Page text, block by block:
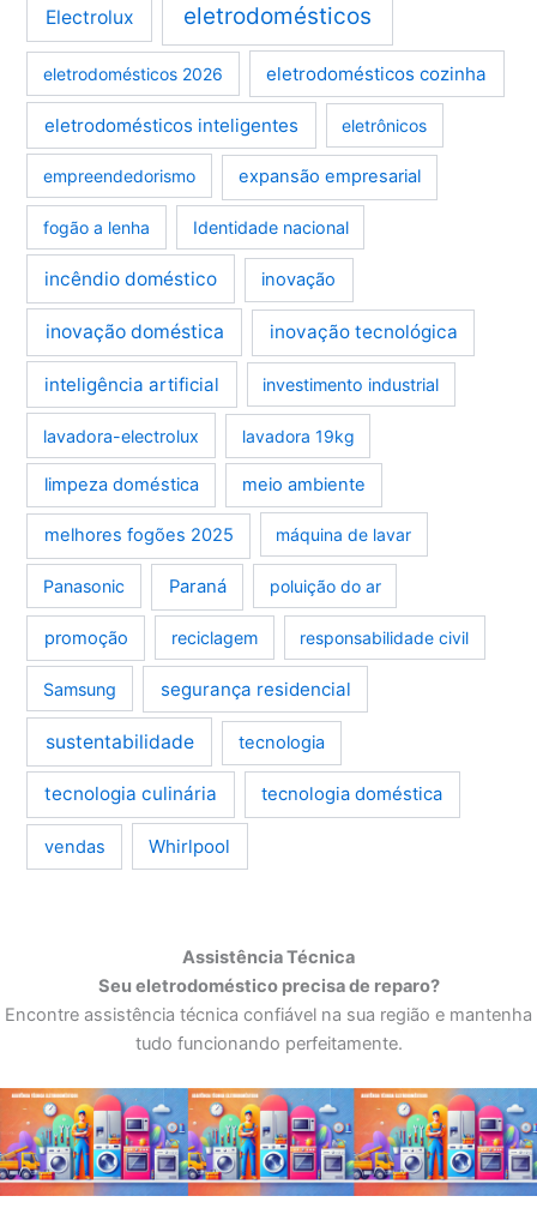
Electrolux eletrodomésticos
eletrodomésticos 2026 eletrodomésticos cozinha
eletrodomésticos inteligentes eletrônicos
empreendedorismo expansão empresarial
fogão a lenha Identidade nacional
incêndio doméstico inovação
inovação doméstica inovação tecnológica
inteligência artificial investimento industrial
lavadora-electrolux lavadora 19kg
limpeza doméstica meio ambiente
melhores fogões 2025 máquina de lavar
Panasonic Paraná poluição do ar
promoção reciclagem responsabilidade civil
Samsung segurança residencial
sustentabilidade tecnologia
tecnologia culinária tecnologia doméstica
vendas Whirlpool
Assistência Técnica
Seu eletrodoméstico precisa de reparo?
Encontre assistência técnica confiável na sua região e mantenha
tudo funcionando perfeitamente.